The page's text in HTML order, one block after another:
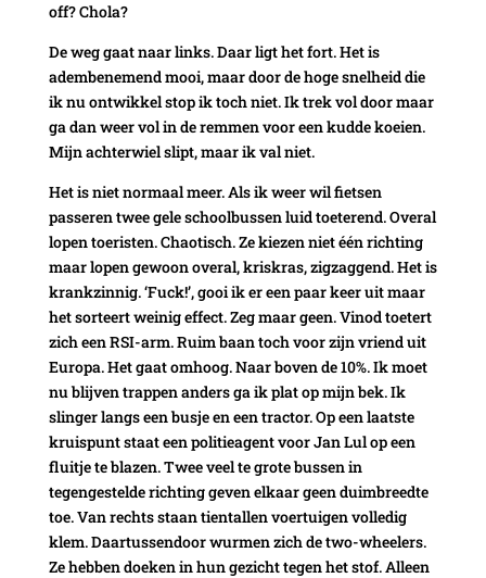
off? Chola?
De weg gaat naar links. Daar ligt het fort. Het is
adembenemend mooi, maar door de hoge snelheid die
ik nu ontwikkel stop ik toch niet. Ik trek vol door maar
ga dan weer vol in de remmen voor een kudde koeien.
Mijn achterwiel slipt, maar ik val niet.
Het is niet normaal meer. Als ik weer wil fietsen
passeren twee gele schoolbussen luid toeterend. Overal
lopen toeristen. Chaotisch. Ze kiezen niet één richting
maar lopen gewoon overal, kriskras, zigzaggend. Het is
krankzinnig. ‘Fuck!’, gooi ik er een paar keer uit maar
het sorteert weinig effect. Zeg maar geen. Vinod toetert
zich een RSI-arm. Ruim baan toch voor zijn vriend uit
Europa. Het gaat omhoog. Naar boven de 10%. Ik moet
nu blijven trappen anders ga ik plat op mijn bek. Ik
slinger langs een busje en een tractor. Op een laatste
kruispunt staat een politieagent voor Jan Lul op een
fluitje te blazen. Twee veel te grote bussen in
tegengestelde richting geven elkaar geen duimbreedte
toe. Van rechts staan tientallen voertuigen volledig
klem. Daartussendoor wurmen zich de two-wheelers.
Ze hebben doeken in hun gezicht tegen het stof. Alleen